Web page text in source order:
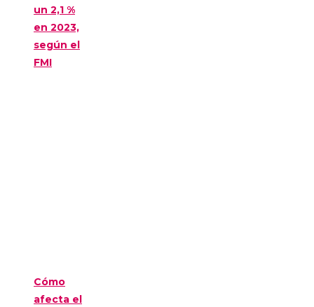
un 2,1 %
en 2023,
según el
FMI
Cómo
afecta el